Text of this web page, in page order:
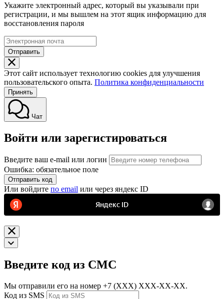
Укажите электронный адрес, который вы указывали при
регистрации, и мы вышлем на этот ящик информацию для
восстановления пароля
Отправить
Этот сайт использует технологию cookies для улучшения
пользовательского опыта. Политика конфиденциальности
Принять
Чат
Войти или зарегистироваться
Введите ваш e-mail или логин
Ошибка: обязательное поле
Отправить код
Или войдите по email или через яндекс ID
Введите код из СМС
Мы отправили его на номер +7 (ХХХ) ХХХ-ХХ-ХХ.
Код из SMS